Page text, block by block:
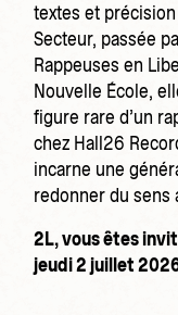
textes et
Secteur, passée
Rappeuses en
Nouvelle École,
figure rare d’un
chez Hall26
incarne une
redonner du sens
2L, vous êtes
jeudi 2 juillet